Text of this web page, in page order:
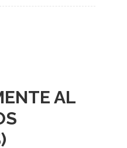
AL